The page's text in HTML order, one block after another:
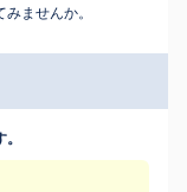
ませんか。